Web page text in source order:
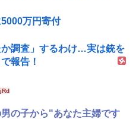
5000万円寄付
調査」するわけ…実は銃を
報告！
男の子から"あなた主婦です